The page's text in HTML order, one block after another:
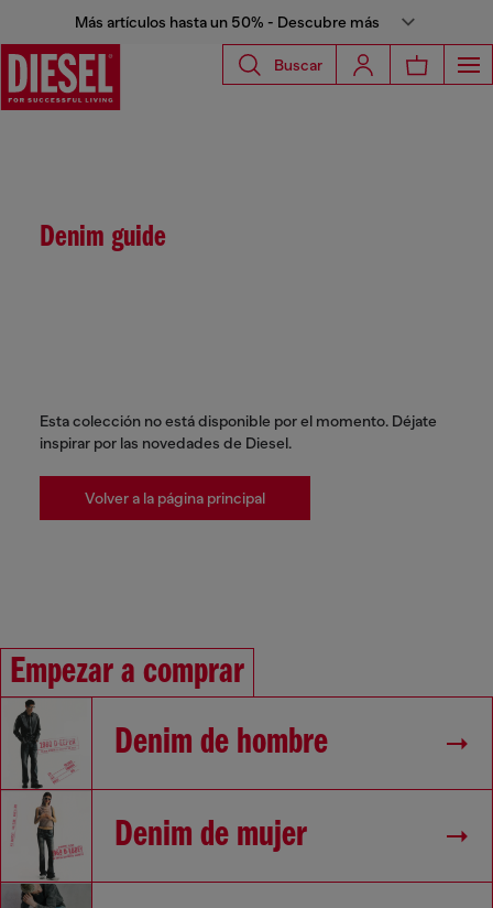
Más artículos hasta un 50% - Descubre más
Buscar
Denim guide
Esta colección no está disponible por el momento. Déjate
inspirar por las novedades de Diesel.
Volver a la página principal
Empezar a comprar
Denim de hombre
Denim de mujer